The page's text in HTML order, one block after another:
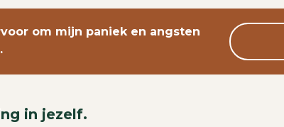
om mijn paniek en angsten
in jezelf.